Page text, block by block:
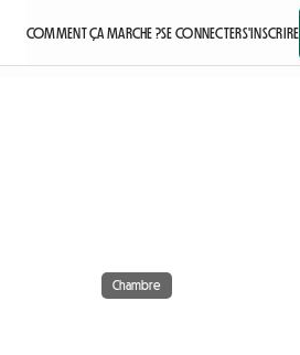
COMMENT ÇA MARCHE ?SE CONNECTERS'INSCRIRE
Chambre